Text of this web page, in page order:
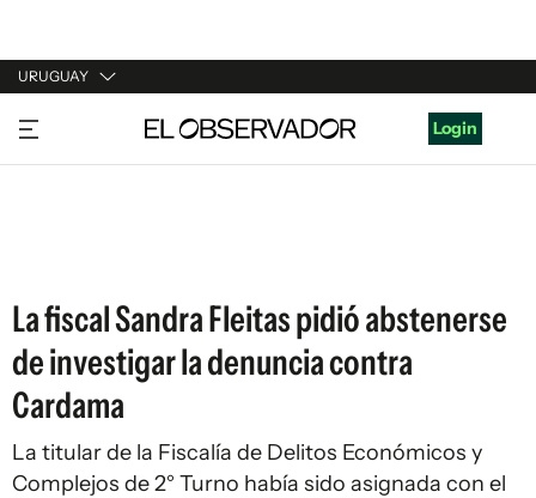
URUGUAY
URUGUAY
ARGENTINA
Login
La fiscal Sandra Fleitas pidió abstenerse
de investigar la denuncia contra
Cardama
La titular de la Fiscalía de Delitos Económicos y
Complejos de 2° Turno había sido asignada con el